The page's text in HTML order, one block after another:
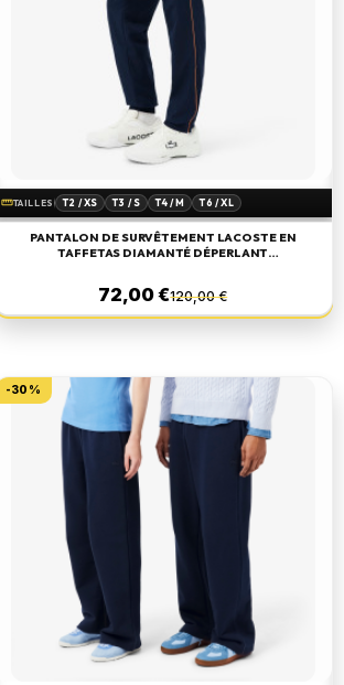
straightenTAILLES T2 / XS T3 / S T4 / M T6 / XL
PANTALON DE SURVÊTEMENT LACOSTE EN
TAFFETAS DIAMANTÉ DÉPERLANT
120,00 €
72,00 €
-30%